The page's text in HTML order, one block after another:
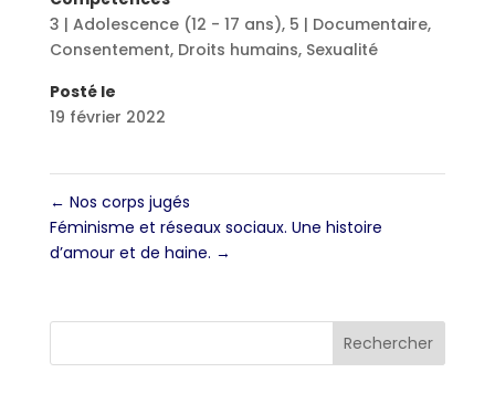
3 | Adolescence (12 - 17 ans), 5 | Documentaire,
Consentement, Droits humains, Sexualité
Posté le
19 février 2022
← Nos corps jugés
Féminisme et réseaux sociaux. Une histoire
d’amour et de haine. →